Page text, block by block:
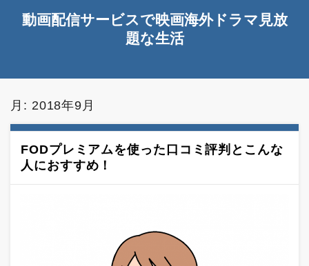
動画配信サービスで映画海外ドラマ見放
題な生活
月: 2018年9月
FODプレミアムを使った口コミ評判とこんな
人におすすめ！